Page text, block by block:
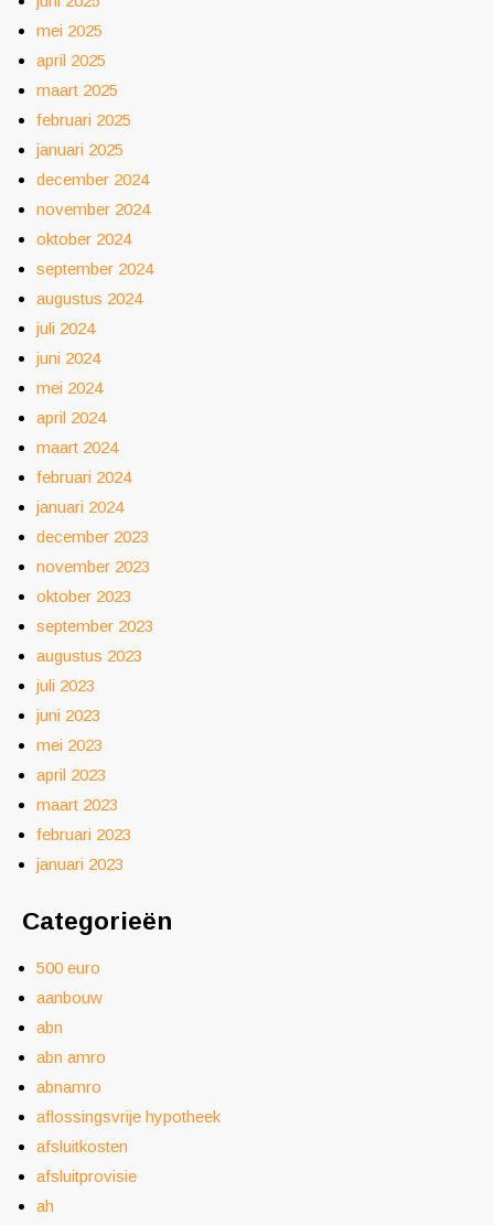
mei 2025
april 2025
maart 2025
februari 2025
januari 2025
december 2024
november 2024
oktober 2024
september 2024
augustus 2024
juli 2024
juni 2024
mei 2024
april 2024
maart 2024
februari 2024
januari 2024
december 2023
november 2023
oktober 2023
september 2023
augustus 2023
juli 2023
juni 2023
mei 2023
april 2023
maart 2023
februari 2023
januari 2023
Categorieën
500 euro
aanbouw
abn
abn amro
abnamro
aflossingsvrije hypotheek
afsluitkosten
afsluitprovisie
ah